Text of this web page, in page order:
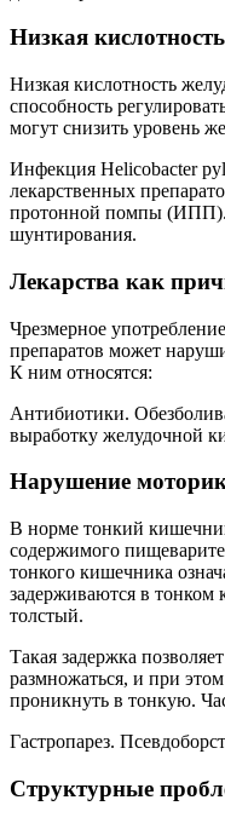
Низкая
Низкая кислотность
способность
могут снизить уровень
Инфекция Helicobacter
лекарственных
протонной помпы (ИПП).
шунтирования.
Лекарства как
Чрезмерное
препаратов может
К ним относятся:
Антибиотики.
выработку желудочной
Нарушение
В норме тонкий
содержимого
тонкого кишечника
задерживаются в тонком
толстый.
Такая задержка
размножаться, и при
проникнуть в тонкую.
Гастропарез.
Структурные